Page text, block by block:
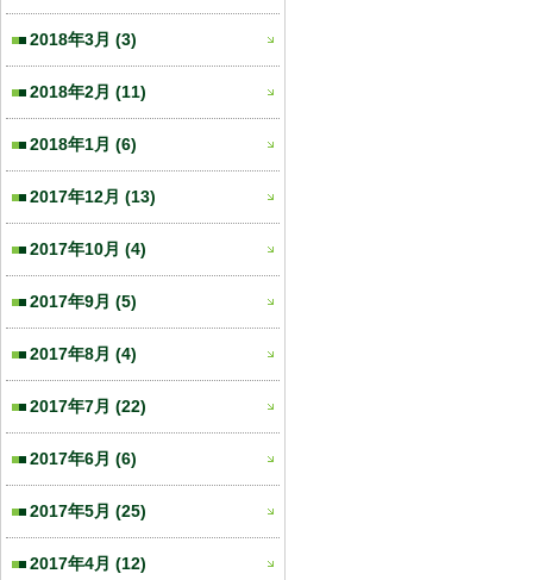
2018年3月 (3)
2018年2月 (11)
2018年1月 (6)
2017年12月 (13)
2017年10月 (4)
2017年9月 (5)
2017年8月 (4)
2017年7月 (22)
2017年6月 (6)
2017年5月 (25)
2017年4月 (12)